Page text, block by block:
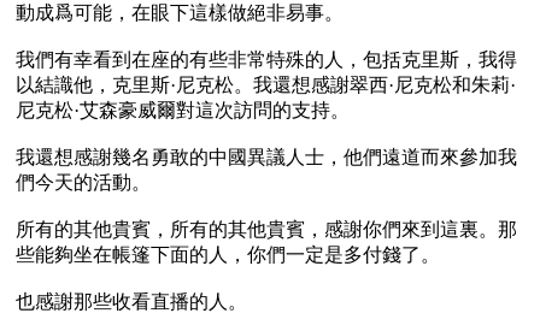
動成爲可能，在眼下這樣做絕非易事。
我們有幸看到在座的有些非常特殊的人，包括克里斯，我得
以結識他，克里斯·尼克松。我還想感謝翠西·尼克松和朱莉·
尼克松·艾森豪威爾對這次訪問的支持。
我還想感謝幾名勇敢的中國異議人士，他們遠道而來參加我
們今天的活動。
所有的其他貴賓，所有的其他貴賓，感謝你們來到這裏。那
些能夠坐在帳篷下面的人，你們一定是多付錢了。
也感謝那些收看直播的人。